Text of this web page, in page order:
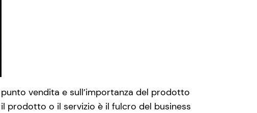
vendita e sull’importanza del prodotto
prodotto o il servizio è il fulcro del business